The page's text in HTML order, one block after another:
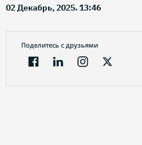
02 Декабрь, 2025. 13:46
Поделитесь с друзьями